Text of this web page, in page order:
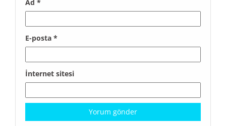
Ad *
E-posta *
İnternet sitesi